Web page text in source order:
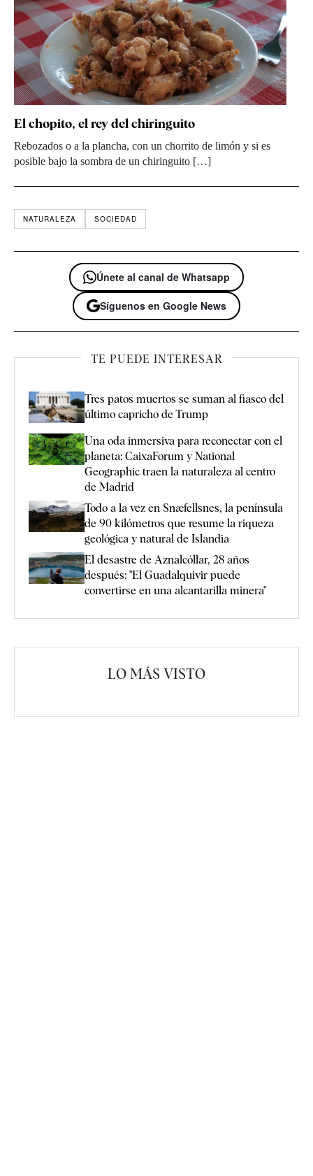
El chopito, el rey del chiringuito
Rebozados o a la plancha, con un chorrito de limón y si es
posible bajo la sombra de un chiringuito […]
NATURALEZA SOCIEDAD
Únete al canal de Whatsapp
Síguenos en Google News
TE PUEDE INTERESAR
Tres patos muertos se suman al fiasco del
último capricho de Trump
Una oda inmersiva para reconectar con el
planeta: CaixaForum y National
Geographic traen la naturaleza al centro
de Madrid
Todo a la vez en Snæfellsnes, la península
de 90 kilómetros que resume la riqueza
geológica y natural de Islandia
El desastre de Aznalcóllar, 28 años
después: "El Guadalquivir puede
convertirse en una alcantarilla minera"
LO MÁS VISTO